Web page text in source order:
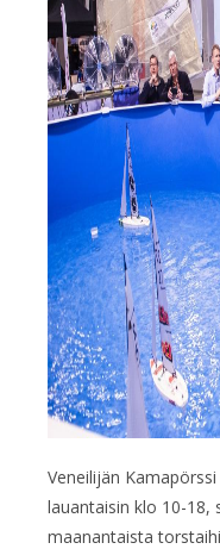
Veneilijän
lauantaisin klo 10-18,
maanantaista